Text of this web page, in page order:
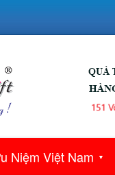
Niệm Việt Nam ▼